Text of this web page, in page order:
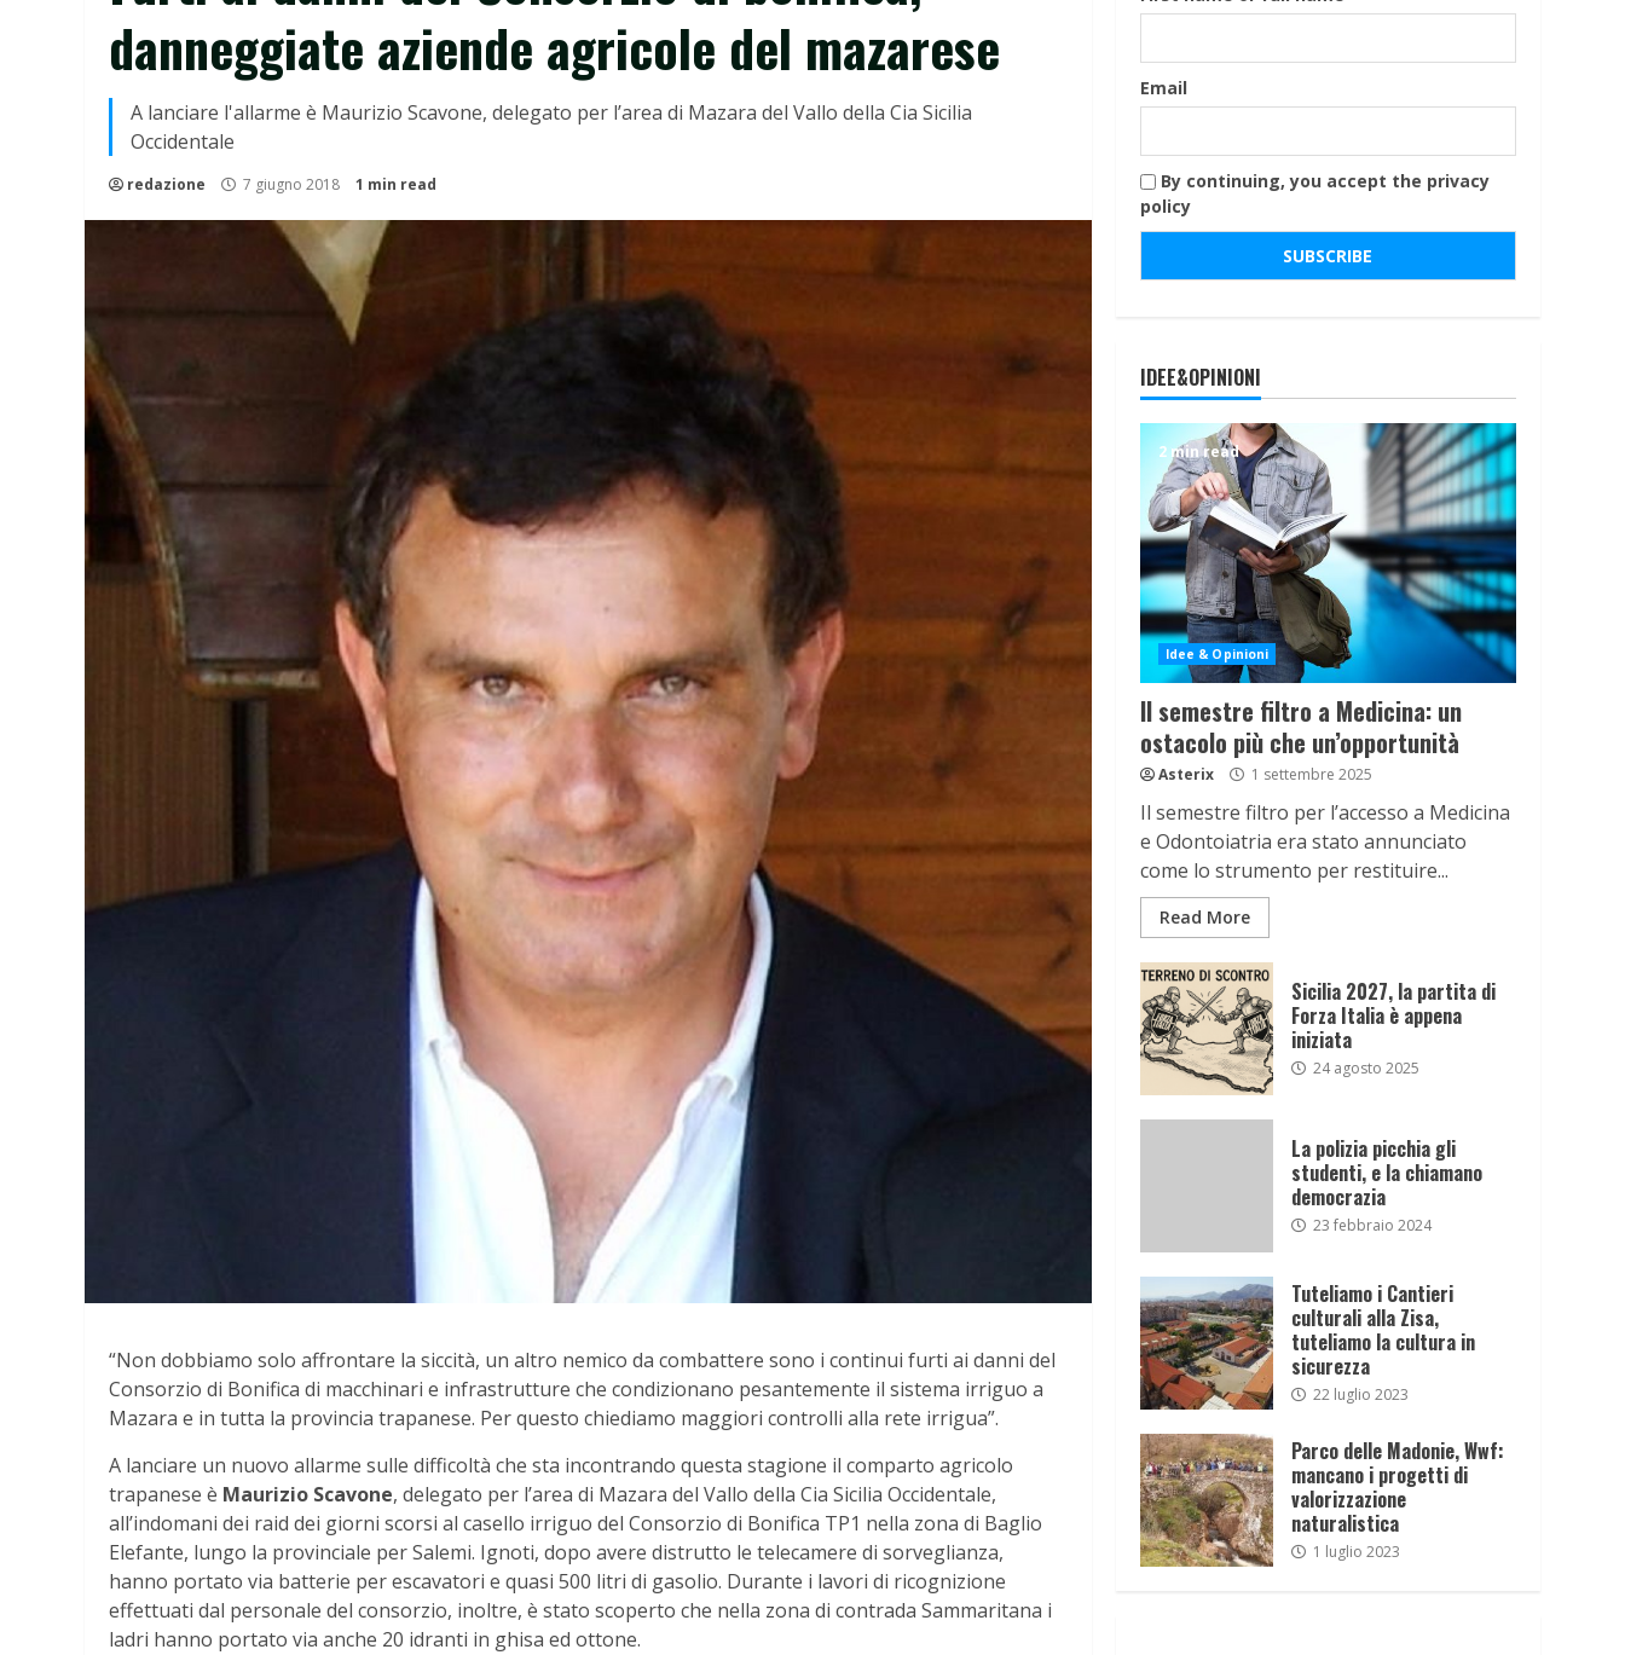
danneggiate aziende agricole del mazarese
A lanciare l'allarme è Maurizio Scavone, delegato per l’area di Mazara del Vallo della Cia Sicilia
Occidentale
redazione 7 giugno 2018 1 min read
“Non dobbiamo solo affrontare la siccità, un altro nemico da combattere sono i continui furti ai danni del
Consorzio di Bonifica di macchinari e infrastrutture che condizionano pesantemente il sistema irriguo a
Mazara e in tutta la provincia trapanese. Per questo chiediamo maggiori controlli alla rete irrigua”.
A lanciare un nuovo allarme sulle difficoltà che sta incontrando questa stagione il comparto agricolo
trapanese è Maurizio Scavone, delegato per l’area di Mazara del Vallo della Cia Sicilia Occidentale,
all’indomani dei raid dei giorni scorsi al casello irriguo del Consorzio di Bonifica TP1 nella zona di Baglio
Elefante, lungo la provinciale per Salemi. Ignoti, dopo avere distrutto le telecamere di sorveglianza,
hanno portato via batterie per escavatori e quasi 500 litri di gasolio. Durante i lavori di ricognizione
effettuati dal personale del consorzio, inoltre, è stato scoperto che nella zona di contrada Sammaritana i
ladri hanno portato via anche 20 idranti in ghisa ed ottone.
Email
By continuing, you accept the privacy
policy
IDEE&OPINIONI
2 min read
Idee & Opinioni
Il semestre filtro a Medicina: un
ostacolo più che un’opportunità
Asterix 1 settembre 2025
Il semestre filtro per l’accesso a Medicina
e Odontoiatria era stato annunciato
come lo strumento per restituire...
Read More
Sicilia 2027, la partita di
Forza Italia è appena
iniziata
24 agosto 2025
La polizia picchia gli
studenti, e la chiamano
democrazia
23 febbraio 2024
Tuteliamo i Cantieri
culturali alla Zisa,
tuteliamo la cultura in
sicurezza
22 luglio 2023
Parco delle Madonie, Wwf:
mancano i progetti di
valorizzazione
naturalistica
1 luglio 2023